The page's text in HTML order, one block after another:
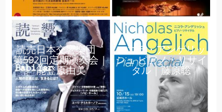
読売日本交響楽団
第592回定期演奏会｜
能登原由美
ニコラ・アンゲリッ
シュ ピアノ・リサイ
タル｜藤原聡